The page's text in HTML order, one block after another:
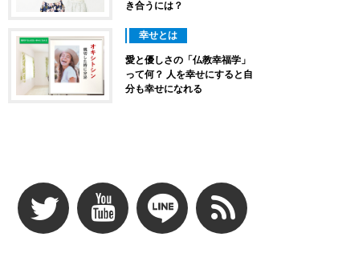
き合うには？
幸せとは
愛と優しさの「仏教幸福学」
って何？ 人を幸せにすると自
分も幸せになれる